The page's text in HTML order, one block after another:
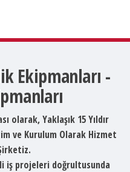
Ekipmanları -
olarak, Yaklaşık 15 Yıldır
ve Kurulum Olarak Hizmet
iş projeleri doğrultusunda